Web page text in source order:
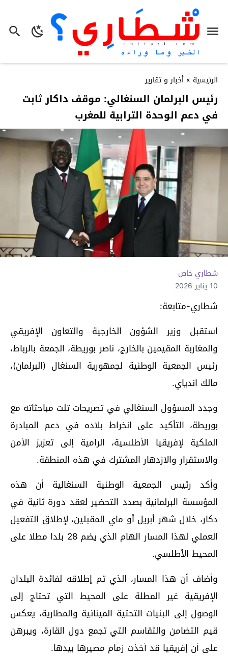
الرئيسية » أخبار و تقارير
رئيس البرلمان السنغالي: موقف داكار ثابت
في دعم الوحدة الترابية للمغرب
شطاري خاص
10 يناير 2026
شطاري-متابعة:
استقبل وزير الشؤون الخارجية والتعاون الإفريقي
والمغاربة المقيمين بالخارج، ناصر بوريطة، الجمعة بالرباط،
رئيس الجمعية الوطنية لجمهورية السنغال (البرلمان)،
مالك اندياي.
وجدد المسؤول السنغالي في تصريحات تلت مباحثاته مع
بوريطة، التأكيد على انخراط بلاده في دعم المبادرة
الملكية لإفريقيا الأطلسية، الرامية إلى تعزيز الأمن
والاستقرار والازدهار المشترك في هذه المنطقة.
وأكد رئيس الجمعية الوطنية السنغالية أن هذه
المؤسسة البرلمانية بصدد التحضير لعقد دورة ثانية في
دكار، خلال شهر أبريل أو ماي المقبلين، لإطلاق التفعيل
العملي لهذا المسار الهام الذي يضم 28 بلدا مطلا على
المحيط الأطلسي.
وأضاف أن هذا المسار، الذي تم إطلاقه لفائدة البلدان
الإفريقية غير المطلة على المحيط التي تحتاج إلى
الوصول إلى البنيات التحتية المينائية والمطارية، يعكس
قيم التضامن والتقاسم التي تجمع دول القارة، ويبرهن
على أن إفريقيا قد أخذت زمام مصيرها بيدها.